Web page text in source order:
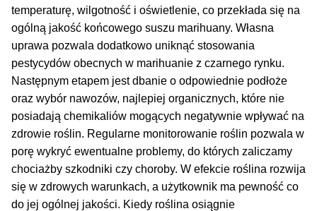
temperaturę, wilgotność i oświetlenie, co przekłada się na
ogólną jakość końcowego suszu marihuany. Własna
uprawa pozwala dodatkowo uniknąć stosowania
pestycydów obecnych w marihuanie z czarnego rynku.
Następnym etapem jest dbanie o odpowiednie podłoże
oraz wybór nawozów, najlepiej organicznych, które nie
posiadają chemikaliów mogących negatywnie wpływać na
zdrowie roślin. Regularne monitorowanie roślin pozwala w
porę wykryć ewentualne problemy, do których zaliczamy
chociażby szkodniki czy choroby. W efekcie roślina rozwija
się w zdrowych warunkach, a użytkownik ma pewność co
do jej ogólnej jakości. Kiedy roślina osiągnie